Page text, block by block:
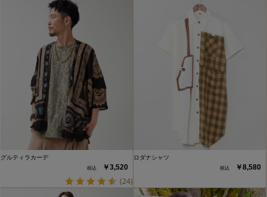
グルティラカーデ
￥3,520
(24)
ロダナシャツ
￥8,580